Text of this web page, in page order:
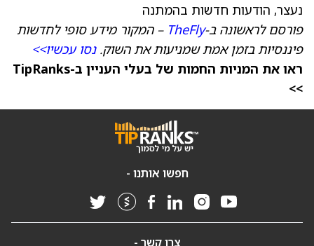
נעצר, הודעות חדשות בהמתנה
פורסם לראשונה ב-TheFly – המקור מידע סופי לחדשות
פיננסיות בזמן אמת שמניעות את השוק.נסו עכשיו>>
ראו את המניות החמות של בעלי העניין ב-TipRanks
>>
חפשו אותנו -
צרו קשר -